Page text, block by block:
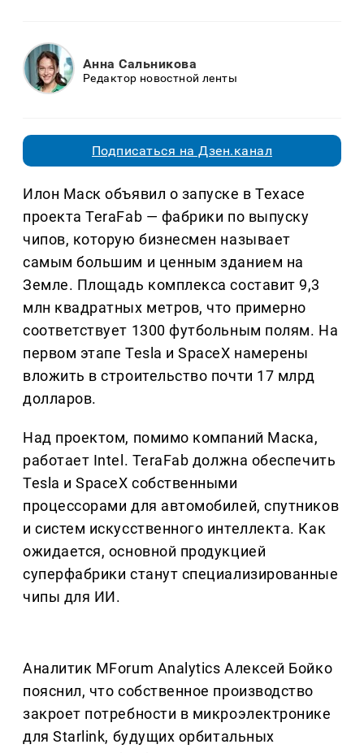
Анна Сальникова
Редактор новостной ленты
Подписаться на Дзен.канал
Илон Маск объявил о запуске в Техасе
проекта TeraFab — фабрики по выпуску
чипов, которую бизнесмен называет
самым большим и ценным зданием на
Земле. Площадь комплекса составит 9,3
млн квадратных метров, что примерно
соответствует 1300 футбольным полям. На
первом этапе Tesla и SpaceX намерены
вложить в строительство почти 17 млрд
долларов.
Над проектом, помимо компаний Маска,
работает Intel. TeraFab должна обеспечить
Tesla и SpaceX собственными
процессорами для автомобилей, спутников
и систем искусственного интеллекта. Как
ожидается, основной продукцией
суперфабрики станут специализированные
чипы для ИИ.
Аналитик MForum Analytics Алексей Бойко
пояснил, что собственное производство
закроет потребности в микроэлектронике
для Starlink, будущих орбитальных